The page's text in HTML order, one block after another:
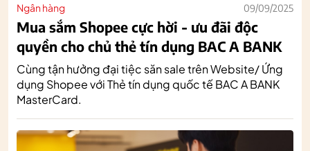
Ngân hàng 09/09/2025
Mua sắm Shopee cực hời - ưu đãi độc
quyền cho chủ thẻ tín dụng BAC A BANK
Cùng tận hưởng đại tiệc săn sale trên Website/ Ứng
dụng Shopee với Thẻ tín dụng quốc tế BAC A BANK
MasterCard.